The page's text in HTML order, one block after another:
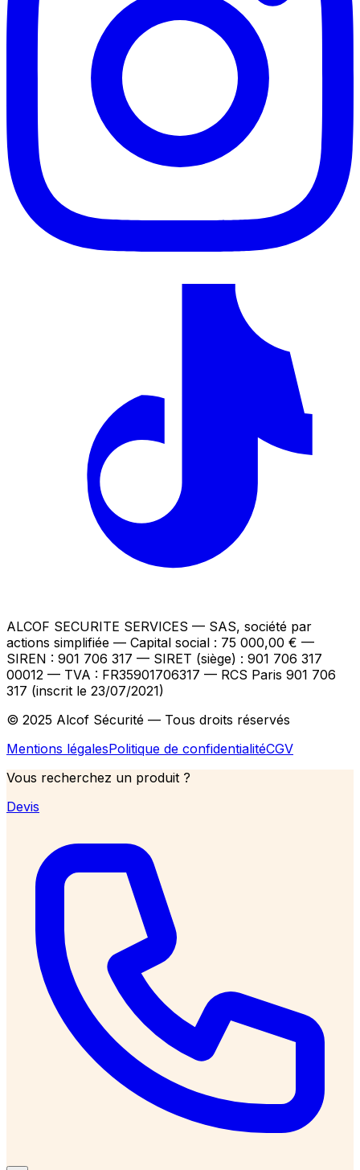
ALCOF SECURITE SERVICES — SAS, société par
actions simplifiée — Capital social : 75 000,00 € —
SIREN : 901 706 317 — SIRET (siège) : 901 706 317
00012 — TVA : FR35901706317 — RCS Paris 901 706
317 (inscrit le 23/07/2021)
© 2025 Alcof Sécurité — Tous droits réservés
Mentions légalesPolitique de confidentialitéCGV
Vous recherchez un produit ?
Devis